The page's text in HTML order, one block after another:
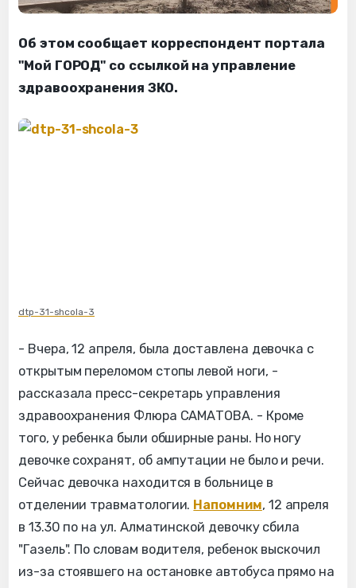
Об этом сообщает корреспондент портала
"Мой ГОРОД" со ссылкой на управление
здравоохранения ЗКО.
dtp-31-shcola-3
- Вчера, 12 апреля, была доставлена девочка с
открытым переломом стопы левой ноги, -
рассказала пресс-секретарь управления
здравоохранения Флюра САМАТОВА. - Кроме
того, у ребенка были обширные раны. Но ногу
девочке сохранят, об ампутации не было и речи.
Сейчас девочка находится в больнице в
отделении травматологии. Напомним, 12 апреля
в 13.30 по на ул. Алматинской девочку сбила
"Газель". По словам водителя, ребенок выскочил
из-за стоявшего на остановке автобуса прямо на